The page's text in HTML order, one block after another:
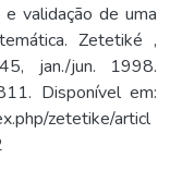
e validação de uma
Zetetiké ,
jan./jun. 1998.
Disponível em:
zetetike/articl